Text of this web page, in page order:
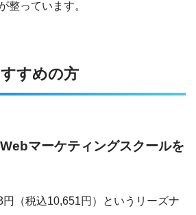
整っています。
すめの方
マーケティングスクールを
円（税込10,651円）というリーズナ